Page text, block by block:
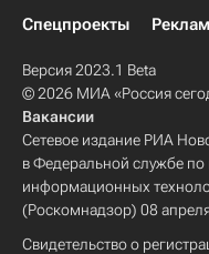
Спецпроекты
Версия 2023.1 Beta
© 2026 МИА «Россия
Вакансии
Сетевое издание РИА
в Федеральной службе по
информационных
(Роскомнадзор) 08
Свидетельство о